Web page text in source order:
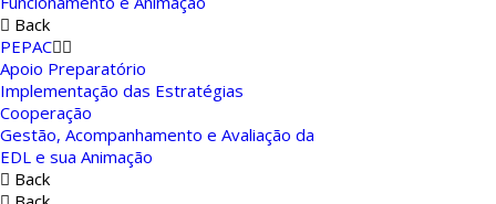
Back
PEPAC
Apoio Preparatório
Implementação das Estratégias
Cooperação
Gestão, Acompanhamento e Avaliação da
EDL e sua Animação
Back